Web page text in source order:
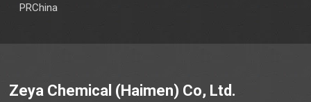
PRChina
Zeya Chemical (Haimen) Co, Ltd.